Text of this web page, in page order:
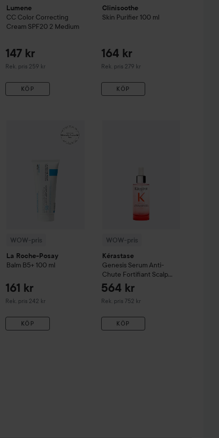
Lumene
CC Color Correcting
Cream SPF20 2 Medium
147 kr
Rek. pris 259 kr
Rekommenderat pris 259 kr
KÖP
Clinisoothe
Skin Purifier 100 ml
164 kr
Rek. pris 279 kr
Rekommenderat pris 279 kr
KÖP
& Eyebrow Tint 3 Natural Brown
WOW-pris
La Roche-Posay
Balm B5+ 100 ml
161 kr
Rek. pris 242 kr
Rekommenderat pris 242 kr
KÖP
La Roche-Posay
WOW-pris
Kérastase
Genesis Serum Anti-
Chute Fortifiant Scalp
Serum 90 ml
564 kr
Rek. pris 752 kr
Rekommenderat pris 752 kr
KÖP